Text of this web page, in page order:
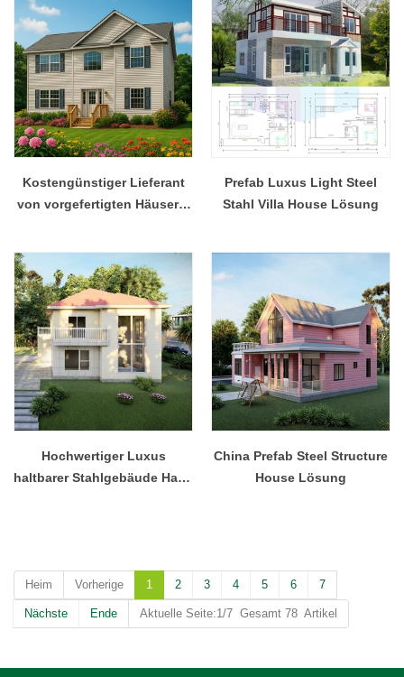
Kostengünstiger Lieferant
von vorgefertigten Häusern,
Prefab Luxus Light Steel
Stahl Villa House Lösung
Hochwertiger Luxus
haltbarer Stahlgebäude Haus
China Prefab Steel Structure
House Lösung
Heim Vorherige 1 2 3 4 5 6 7
Nächste Ende Aktuelle Seite:1/7 Gesamt 78 Artikel